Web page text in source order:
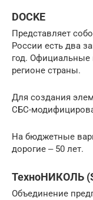
DOCKE
Представляет
России есть два
год. Официальные
регионе страны.
Для создания
СБС-
На бюджетные
дорогие ‒ 50 лет.
ТехноНИКОЛЬ
Объединение